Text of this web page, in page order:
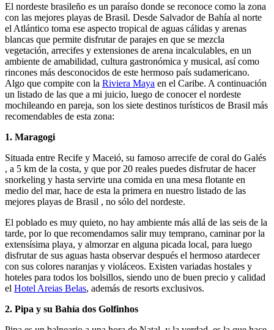
El nordeste brasileño es un paraíso donde se reconoce como la zona
con las mejores playas de Brasil. Desde Salvador de Bahía al norte
el Atlántico toma ese aspecto tropical de aguas cálidas y arenas
blancas que permite disfrutar de parajes en que se mezcla
vegetación, arrecifes y extensiones de arena incalculables, en un
ambiente de amabilidad, cultura gastronómica y musical, así como
rincones más desconocidos de este hermoso país sudamericano.
Algo que compite con la Riviera Maya en el Caribe. A continuación
un listado de las que a mi juicio, luego de conocer el nordeste
mochileando en pareja, son los siete destinos turísticos de Brasil más
recomendables de esta zona:
1. Maragogi
Situada entre Recife y Maceió, su famoso arrecife de coral do Galés
, a 5 km de la costa, y que por 20 reales puedes disfrutar de hacer
snorkeling y hasta servirte una comida en una mesa flotante en
medio del mar, hace de esta la primera en nuestro listado de las
mejores playas de Brasil , no sólo del nordeste.
El poblado es muy quieto, no hay ambiente más allá de las seis de la
tarde, por lo que recomendamos salir muy temprano, caminar por la
extensísima playa, y almorzar en alguna picada local, para luego
disfrutar de sus aguas hasta observar después el hermoso atardecer
con sus colores naranjas y violáceos. Existen variadas hostales y
hoteles para todos los bolsillos, siendo uno de buen precio y calidad
el Hotel Areias Belas, además de resorts exclusivos.
2. Pipa y su Bahía dos Golfinhos